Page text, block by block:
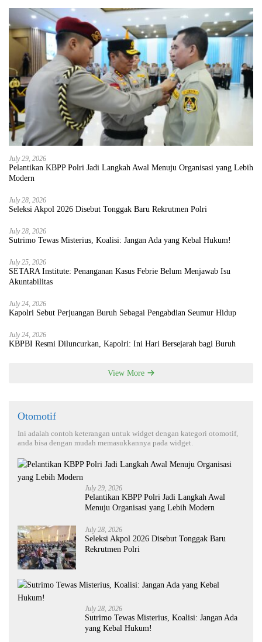
July 29, 2026
Pelantikan KBPP Polri Jadi Langkah Awal Menuju Organisasi yang Lebih
Modern
July 28, 2026
Seleksi Akpol 2026 Disebut Tonggak Baru Rekrutmen Polri
July 28, 2026
Sutrimo Tewas Misterius, Koalisi: Jangan Ada yang Kebal Hukum!
July 25, 2026
SETARA Institute: Penanganan Kasus Febrie Belum Menjawab Isu
Akuntabilitas
July 24, 2026
Kapolri Sebut Perjuangan Buruh Sebagai Pengabdian Seumur Hidup
July 24, 2026
KBPBI Resmi Diluncurkan, Kapolri: Ini Hari Bersejarah bagi Buruh
View More
Otomotif
Ini adalah contoh keterangan untuk widget dengan kategori otomotif,
anda bisa dengan mudah memasukkannya pada widget.
July 29, 2026
Pelantikan KBPP Polri Jadi Langkah Awal
Menuju Organisasi yang Lebih Modern
July 28, 2026
Seleksi Akpol 2026 Disebut Tonggak Baru
Rekrutmen Polri
July 28, 2026
Sutrimo Tewas Misterius, Koalisi: Jangan Ada
yang Kebal Hukum!